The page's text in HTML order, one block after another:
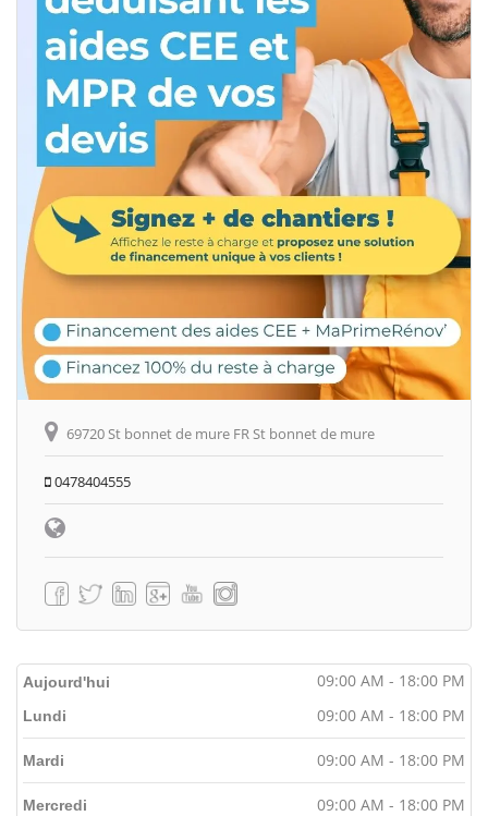
69720 St bonnet de mure FR St bonnet de mure
0478404555
Aujourd'hui 09:00 AM - 18:00 PM
Lundi 09:00 AM - 18:00 PM
Mardi 09:00 AM - 18:00 PM
Mercredi 09:00 AM - 18:00 PM